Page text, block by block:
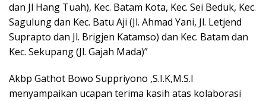
dan Jl Hang Tuah), Kec. Batam Kota, Kec. Sei Beduk, Kec.
Sagulung dan Kec. Batu Aji (Jl. Ahmad Yani, Jl. Letjend
Suprapto dan Jl. Brigjen Katamso) dan Kec. Batam dan
Kec. Sekupang (Jl. Gajah Mada)”
Akbp Gathot Bowo Suppriyono ,S.I.K,M.S.I
menyampaikan ucapan terima kasih atas kolaborasi